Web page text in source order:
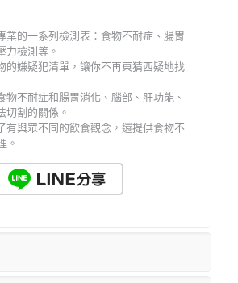
業的一系列檢測表：食物不耐症、腸胃
力檢測等。
的嫌疑犯清單，讓你不再東猜西疑地找
物不耐症和腸胃消化、腦部、肝功能、
切割的關係。
有與眾不同的飲食觀念，還提供食物不
。